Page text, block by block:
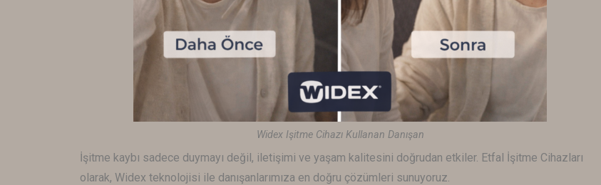
Widex Işitme Cihazı Kullanan Danışan
İşitme kaybı sadece duymayı değil, iletişimi ve yaşam kalitesini doğrudan etkiler. Etfal İşitme Cihazları
olarak, Widex teknolojisi ile danışanlarımıza en doğru çözümleri sunuyoruz.